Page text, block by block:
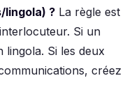
lingola) ? La règle est
Si un
Si les deux
créez